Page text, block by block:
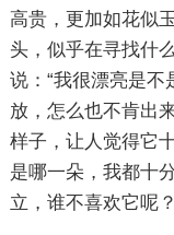
高贵，更加如花似
头，似乎在寻找什
说：“我很漂亮是不
放，怎么也不肯出
样子，让人觉得它
是哪一朵，我都十
立，谁不喜欢它呢？